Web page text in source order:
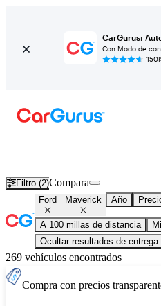
CarGurus:
Con Modo de
Filtro (2)Compara
Ford Maverick Año
A 100 millas de distancia
Ocultar resultados de entrega
269 vehículos encontrados
Compra con precios